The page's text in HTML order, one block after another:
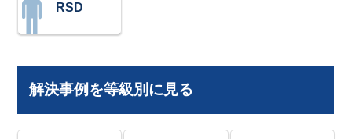
RSD
解決事例を等級別に見る